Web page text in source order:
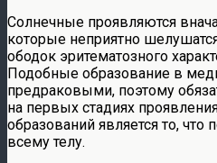
Солнечные проявляются
которые неприятно
ободок эритематозного
Подобные образование в
предраковыми, поэтому
на первых стадиях
образований является то, что
всему телу.